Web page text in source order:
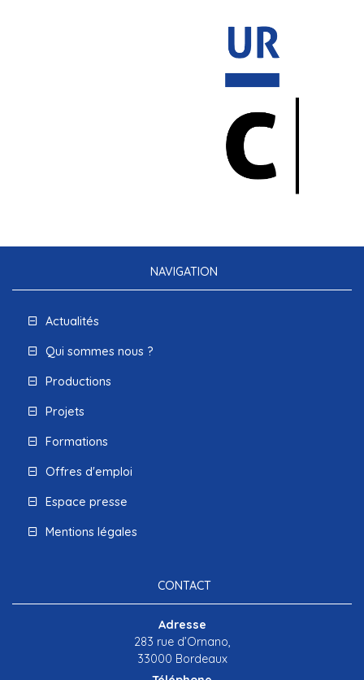
NAVIGATION
Actualités
Qui sommes nous ?
Productions
Projets
Formations
Offres d'emploi
Espace presse
Mentions légales
CONTACT
Adresse
283 rue d’Ornano,
33000 Bordeaux